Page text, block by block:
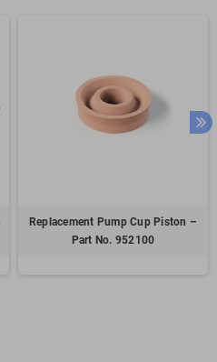
Replacement Pump Cup Piston –
Part No. 952100